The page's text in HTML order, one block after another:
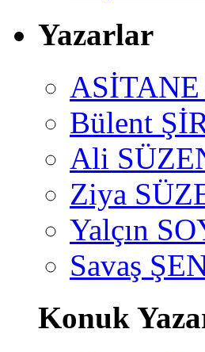
Yazarlar
ASİTANE
Bülent
Ali
Ziya
Yalçın
Savaş
Konuk